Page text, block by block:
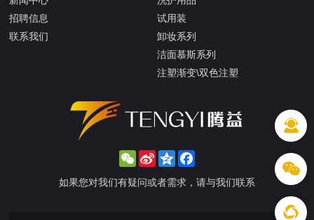
招聘信息
联系我们
试用装
卸妆系列
洁面慕斯系列
注塑渐变\双色注塑
WeChat
Sina
Weibo
Qzone
如果您对我们有疑问或者需求，请与我们联系